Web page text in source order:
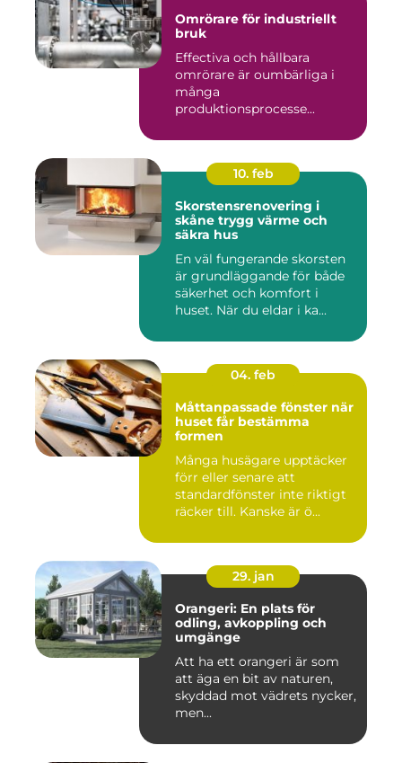
Omrörare för industriellt
bruk
Effectiva och hållbara
omrörare är oumbärliga i
många
produktionsprocesse...
10. feb
Skorstensrenovering i
skåne trygg värme och
säkra hus
En väl fungerande skorsten
är grundläggande för både
säkerhet och komfort i
huset. När du eldar i ka...
04. feb
Måttanpassade fönster när
huset får bestämma
formen
Många husägare upptäcker
förr eller senare att
standardfönster inte riktigt
räcker till. Kanske är ö...
29. jan
Orangeri: En plats för
odling, avkoppling och
umgänge
Att ha ett orangeri är som
att äga en bit av naturen,
skyddad mot vädrets nycker,
men...